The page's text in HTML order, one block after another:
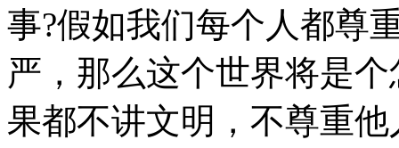
事?假如我们每个人都尊
严，那么这个世界将是
果都不讲文明，不尊重